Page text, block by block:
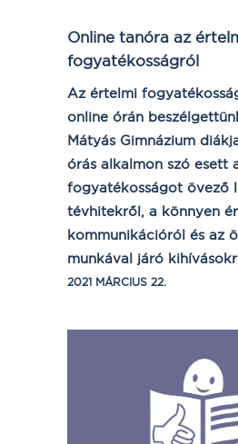
Online tanóra az
fogyatékosságról
Az értelmi
online órán
Mátyás Gimnázium
órás alkalmon szó esett
fogyatékosságot övező
tévhitekről, a könnyen
kommunikációról és az
munkával járó
2021 MÁRCIUS 22.